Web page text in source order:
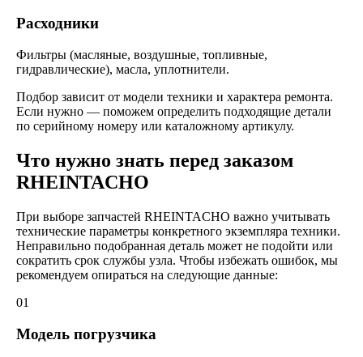
Расходники
Фильтры (масляные, воздушные, топливные,
гидравлические), масла, уплотнители.
Подбор зависит от модели техники и характера ремонта.
Если нужно — поможем определить подходящие детали
по серийному номеру или каталожному артикулу.
Что нужно знать перед заказом
RHEINTACHO
При выборе запчастей RHEINTACHO важно учитывать
технические параметры конкретного экземпляра техники.
Неправильно подобранная деталь может не подойти или
сократить срок службы узла. Чтобы избежать ошибок, мы
рекомендуем опираться на следующие данные:
01
Модель погрузчика